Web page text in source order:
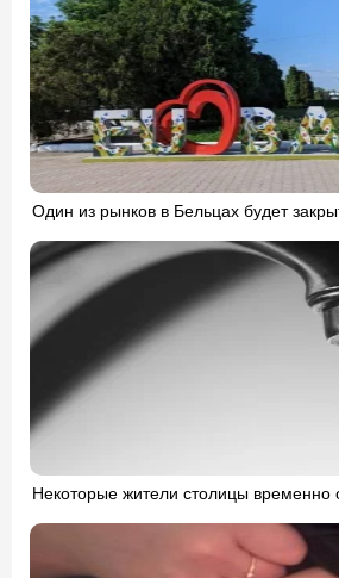
Один из рынков в Бельцах будет
Некоторые жители столицы временно